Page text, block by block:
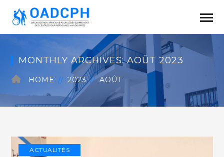
MONTHLY ARCHIVES: AOÛT 2023
HOME 2023 AOÛT
ACTUALITÉS